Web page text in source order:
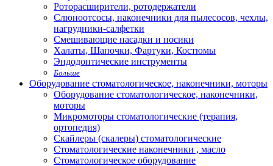
Роторасширители, ротодержатели
Слюноотсосы, наконечники для пылесосов, чехлы,
нагрудники-салфетки
Смешивающие насадки и носики
Халаты, Шапочки, Фартуки, Костюмы
Эндодонтические инструменты
Больше
Оборудование стоматологическое, наконечники, моторы
Оборудование стоматологическое, наконечники,
моторы
Микромоторы стоматологические (терапия,
ортопедия)
Скайлеры (скалеры) стоматологические
Стоматологические наконечники , масло
Стоматологическое оборудование